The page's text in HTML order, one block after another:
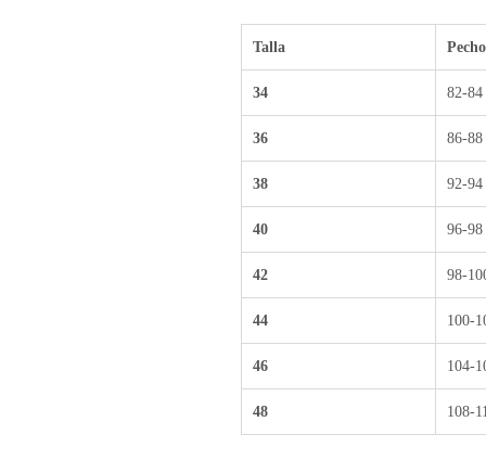
Talla Pecho
34 82-84
36 86-88
38 92-94
40 96-98
42 98-
44 100-
46 104-
48 108-